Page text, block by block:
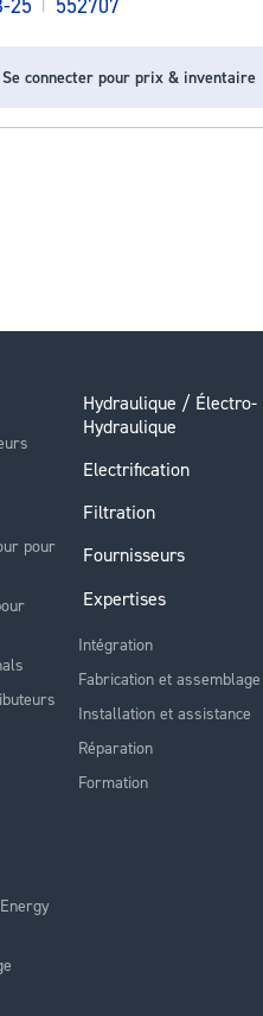
25
552707
Se connecter pour prix & inventaire
pour
Hydraulique / Électro-
Hydraulique
Electrification
Filtration
Fournisseurs
Expertises
Intégration
Fabrication et assemblage
Installation et assistance
Réparation
Formation